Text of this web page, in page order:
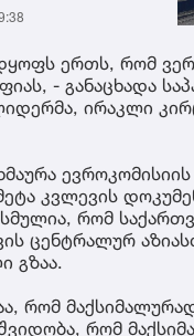
წასვლას
ერთს, რომ
- განაცხადა
ირაკლი
კვლევის
რომ
ცენტრალურ
გზაა.
რომ
რომ